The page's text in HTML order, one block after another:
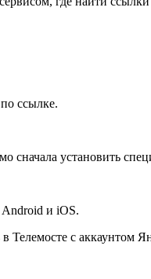
ссылке.
сначала установить
и iOS.
в Телемосте с